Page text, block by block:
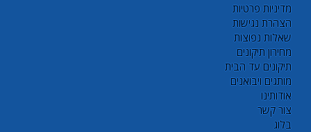
מדיניות פרטיות
הצהרת נגישות
שאלות נפוצות
מחירון תיקונים
תיקונים עד הבית
מותגים ויבואנים
אודותינו
צור קשר
בלוג